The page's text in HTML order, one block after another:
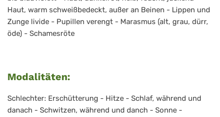
Haut, warm schweißbedeckt, außer an Beinen - Lippen und
Zunge livide - Pupillen verengt - Marasmus (alt, grau, dürr,
öde) - Schamesröte
Modalitäten:
Schlechter: Erschütterung - Hitze - Schlaf, während und
danach - Schwitzen, während und danch - Sonne -